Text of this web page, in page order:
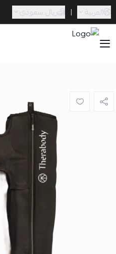
العربية | ريال سعودي